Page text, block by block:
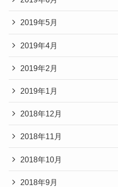
2019年5月
2019年4月
2019年2月
2019年1月
2018年12月
2018年11月
2018年10月
2018年9月